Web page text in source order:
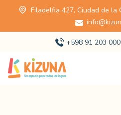
Filadelfia 427, Ciudad de la
+598 91 203 000